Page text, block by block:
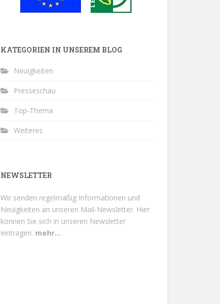
KATEGORIEN IN UNSEREM BLOG
Neuigkeiten
Presseschau
Top-Thema
Weiteres
NEWSLETTER
Wir senden regelmäßig Informationen und
Neuigkeiten an unseren Mail-Newsletter. Hier
können Sie sich in unseren Newsletter
eintragen. mehr...